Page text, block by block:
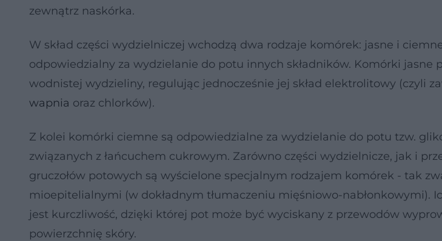
zewnątrz naskórka.
W skład części wydzielniczej wchodzą dwa rodzaje komórek: jasne i
odpowiedzialny za wydzielanie do potu innych składników. Komórki jasne
wodnistej wydzieliny, regulując jednocześnie jej skład elektrolitowy (czyli
wapnia oraz chlorków).
Z kolei komórki ciemne są odpowiedzialne za wydzielanie do potu tzw.
związanych z łańcuchem cukrowym. Zarówno części wydzielnicze, jak i
gruczołów potowych są wyścielone specjalnym rodzajem komórek - tak
mioepitelialnymi (w dokładnym tłumaczeniu mięśniowo-nabłonkowymi).
jest kurczliwość, dzięki której pot może być wyciskany z przewodów
powierzchnię skóry.